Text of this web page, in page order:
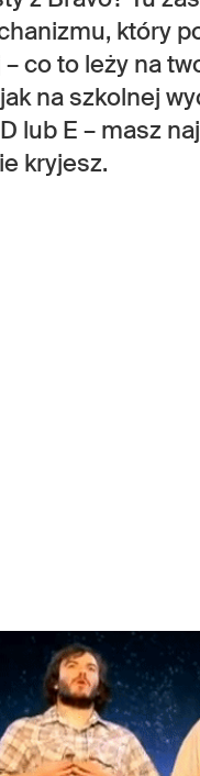
który
co to leży na
na szkolnej
lub E – masz
kryjesz.